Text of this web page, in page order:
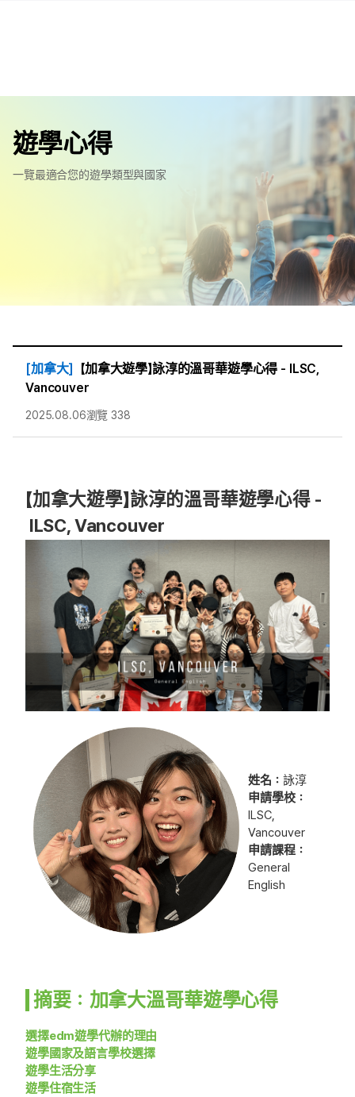
遊學心得
一覽最適合您的遊學類型與國家
[加拿大]
【加拿大遊學】詠淳的溫哥華遊學心得 - ILSC,
Vancouver
2025.08.06瀏覽 338
【加拿大遊學】詠淳的溫哥華遊學心得 -
ILSC, Vancouver
姓名： 詠淳
申請學校：
ILSC,
Vancouver
申請課程：
General
English
摘要：加拿大溫哥華遊學心得
選擇edm遊學代辦的理由
遊學國家及語言學校選擇
遊學生活分享
遊學住宿生活